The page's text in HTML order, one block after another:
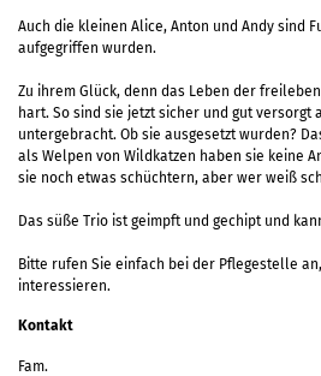
Auch die kleinen Alice, Anton und Andy sind
aufgegriffen wurden.
Zu ihrem Glück, denn das Leben der
hart. So sind sie jetzt sicher und gut
untergebracht. Ob sie ausgesetzt wurden?
als Welpen von Wildkatzen haben sie keine
sie noch etwas schüchtern, aber wer weiß
Das süße Trio ist geimpft und gechipt und
Bitte rufen Sie einfach bei der Pflegestelle
interessieren.
Kontakt
Fam.